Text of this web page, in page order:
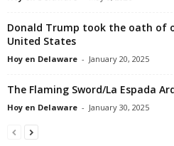
Donald Trump took the oath of
United States
Hoy en Delaware - January 20, 2025
The Flaming Sword/La Espada
Hoy en Delaware - January 30, 2025